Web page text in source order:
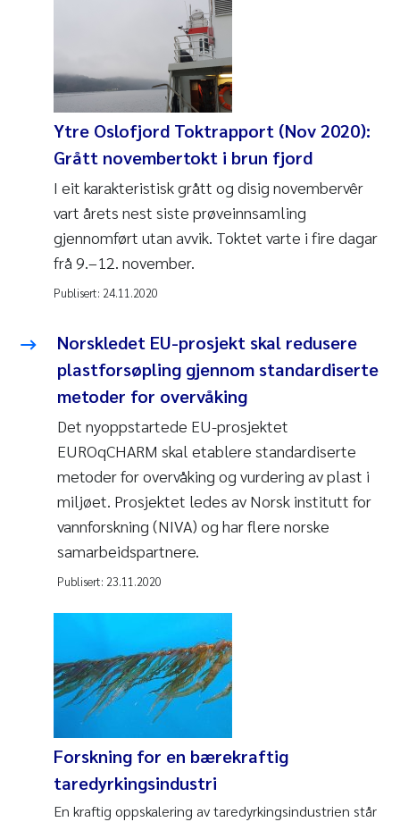
Ytre Oslofjord Toktrapport (Nov 2020):
Grått novembertokt i brun fjord
I eit karakteristisk grått og disig novembervêr
vart årets nest siste prøveinnsamling
gjennomført utan avvik. Toktet varte i fire dagar
frå 9.–12. november.
Publisert: 24.11.2020
Norskledet EU-prosjekt skal redusere
plastforsøpling gjennom standardiserte
metoder for overvåking
Det nyoppstartede EU-prosjektet
EUROqCHARM skal etablere standardiserte
metoder for overvåking og vurdering av plast i
miljøet. Prosjektet ledes av Norsk institutt for
vannforskning (NIVA) og har flere norske
samarbeidspartnere.
Publisert: 23.11.2020
Forskning for en bærekraftig
taredyrkingsindustri
En kraftig oppskalering av taredyrkingsindustrien står